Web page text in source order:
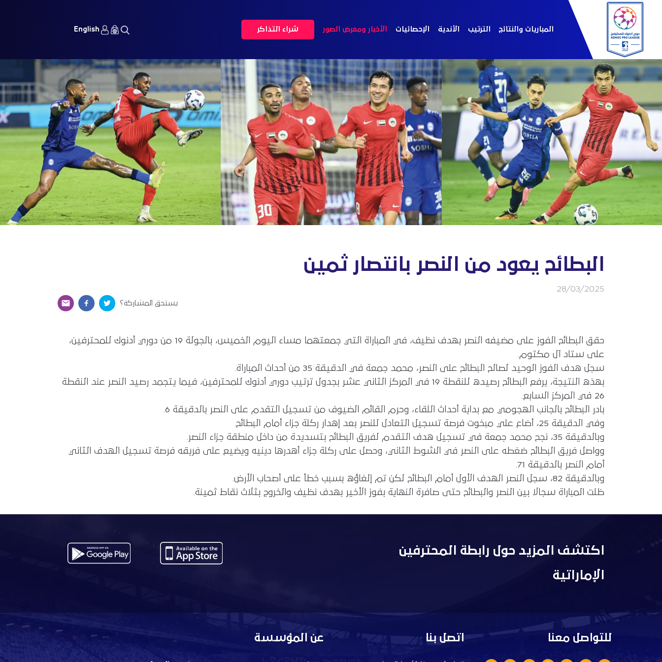
المباريات والنتائج الترتيب الأندية الإحصائيات الأخبار ومعرض الصور شراء التذاكر English
البطائح يعود من النصر بانتصار ثمين
28/03/2025
يستحق المشاركة؟
حقق البطائح الفوز على مضيفه النصر بهدف نظيف، في المباراة التي جمعتهما مساء اليوم الخميس، بالجولة 19 من دوري أدنوك للمحترفين،
على ستاد آل مكتوم.
سجل هدف الفوز الوحيد لصالح البطائح على النصر، محمد جمعة في الدقيقة 35 من أحداث المباراة.
بهذه النتيجة، يرفع البطائح رصيده للنقطة 19 في المركز الثاني عشر بجدول ترتيب دوري أدنوك للمحترفين، فيما يتجمد رصيد النصر عند النقطة
26 في المركز السابع.
بادر البطائح بالجانب الهجومي مع بداية أحداث اللقاء، وحرم القائم الضيوف من تسجيل التقدم على النصر بالدقيقة 6.
وفي الدقيقة 25، أضاع علي مبخوت فرصة تسجيل التعادل للنصر بعد إهدار ركلة جزاء أمام البطائح.
وبالدقيقة 35، نجح محمد جمعة في تسجيل هدف التقدم لفريق البطائح بتسديدة من داخل منطقة جزاء النصر.
وواصل فريق البطائح ضغطه على النصر في الشوط الثاني، وحصل على ركلة جزاء أهدرها دينيه ويضيع على فريقه فرصة تسجيل الهدف الثاني
أمام النصر بالدقيقة 71.
وبالدقيقة 82، سجل النصر الهدف الأول أمام البطائح لكن تم إلغاؤه بسبب خطأ على أصحاب الأرض.
ظلت المباراة سجالا بين النصر والبطائح حتى صافرة النهاية بفوز الأخير بهدف نظيف والخروج بثلاث نقاط ثمينة.
اكتشف المزيد حول رابطة المحترفين
الإماراتية
للتواصل معنا اتصل بنا عن المؤسسة